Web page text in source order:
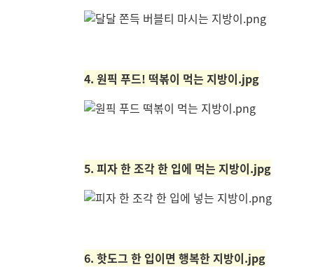
4. 원픽 푸드! 떡볶이 먹는 지방이.jpg
5. 피자 한 조각 한 입에 먹는 지방이.jpg
6. 핫도그 한 입이면 행복한 지방이.jpg